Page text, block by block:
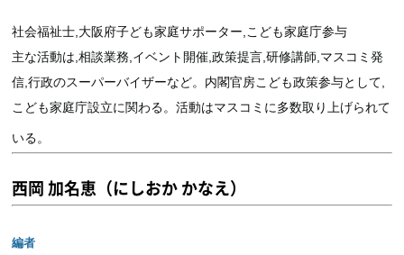
社会福祉士,大阪府子ども家庭サポーター,こども家庭庁参与
主な活動は,相談業務,イベント開催,政策提言,研修講師,マスコミ発
信,行政のスーパーバイザーなど。内閣官房こども政策参与として,
こども家庭庁設立に関わる。活動はマスコミに多数取り上げられて
いる。
西岡 加名恵（にしおか かなえ）
編者